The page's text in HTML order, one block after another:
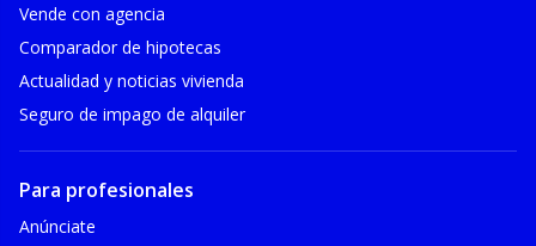
Vende con agencia
Comparador de hipotecas
Actualidad y noticias vivienda
Seguro de impago de alquiler
Para profesionales
Anúnciate